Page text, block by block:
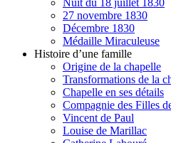
27 novembre 1830
Décembre 1830
Médaille Miraculeuse
Histoire d’une famille
Origine de la chapelle
Transformations de la
Chapelle en ses détails
Compagnie des Filles
Vincent de Paul
Louise de Marillac